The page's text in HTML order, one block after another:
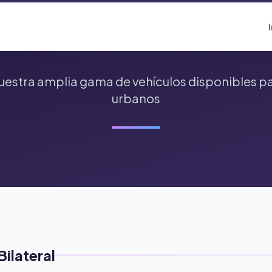
amplia gama de vehículos disponibles
urbanos